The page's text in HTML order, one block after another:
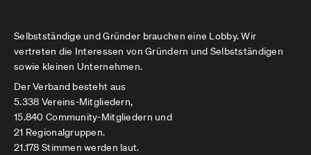
Selbstständige und Gründer brauchen eine Lobby. Wir
vertreten die Interessen von Gründern und Selbstständigen
sowie kleinen Unternehmen.
Der Verband besteht aus
5.338 Vereins-Mitgliedern,
15.840 Community-Mitgliedern und
21 Regionalgruppen.
21.178 Stimmen werden laut.